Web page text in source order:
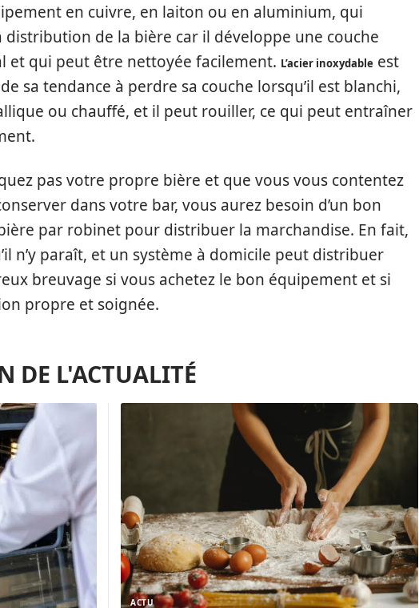
en cuivre, en laiton ou en aluminium, qui
de la bière car il développe une couche
et qui peut être nettoyée facilement. L’acier inoxydable est
sa tendance à perdre sa couche lorsqu’il est blanchi,
ou chauffé, et il peut rouiller, ce qui peut entraîner
pas votre propre bière et que vous vous contentez
dans votre bar, vous aurez besoin d’un bon
par robinet pour distribuer la marchandise. En fait,
n’y paraît, et un système à domicile peut distribuer
breuvage si vous achetez le bon équipement et si
propre et soignée.
DE L'ACTUALITÉ
ACTU